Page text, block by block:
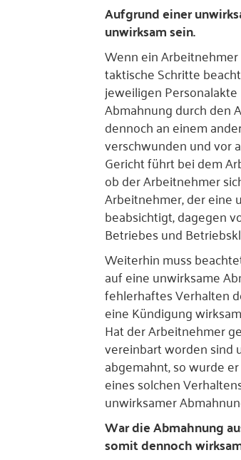
Aufgrund einer
unwirksam sein.
Wenn ein
taktische Schritte
jeweiligen
Abmahnung durch den
dennoch an einem
verschwunden und vor
Gericht führt bei dem
ob der Arbeitnehmer
Arbeitnehmer, der eine
beabsichtigt, dagegen
Betriebes und
Weiterhin muss
auf eine unwirksame
fehlerhaftes Verhalten
eine Kündigung
Hat der Arbeitnehmer
vereinbart worden sind
abgemahnt, so wurde
eines solchen
unwirksamer
War die Abmahnung
somit dennoch